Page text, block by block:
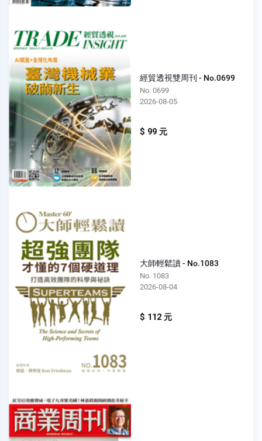
經貿透視雙周刊 - No.0699
No. 0699
2026-08-05
$ 99 元
大師輕鬆讀 - No.1083
No. 1083
2026-08-04
$ 112 元